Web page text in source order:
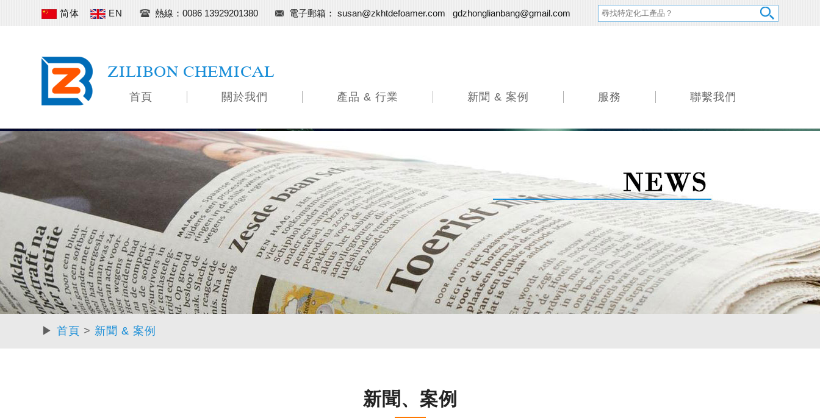
简体 EN 熱線：0086 13929201380 電子郵箱： susan@zkhtdefoamer.com gdzhonglianbang@gmail.com
ZILIBON CHEMICAL
首頁 關於我們 產品 & 行業 新聞 & 案例 服務 聯繫我們
▶ 首頁 > 新聞 & 案例
新聞、案例